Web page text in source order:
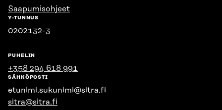
Saapumisohjeet
Y-TUNNUS
0202132-3
PUHELIN
+358 294 618 991
SÄHKÖPOSTI
etunimi.sukunimi@sitra.fi
sitra@sitra.fi